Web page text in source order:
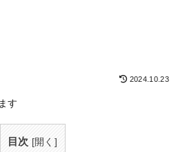
2024.10.23
す
目次 [開く ]